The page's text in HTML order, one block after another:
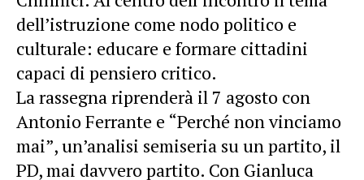
dell’istruzione come nodo politico e
culturale: educare e formare cittadini
capaci di pensiero critico.
La rassegna riprenderà il 7 agosto con
Antonio Ferrante e “Perché non vinciamo
mai”, un’analisi semiseria su un partito, il
PD, mai davvero partito. Con Gianluca